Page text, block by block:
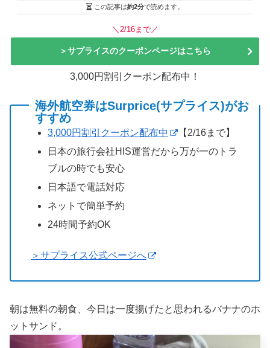
この記事は約2分で読めます。
＼2/16まで／
＞サプライスのクーポンページはこちら
3,000円割引クーポン配布中！
海外航空券はSurprice(サプライス)がお
すすめ
3,000円割引クーポン配布中
【2/16まで】
日本の旅行会社HIS運営だから万が一のトラ
ブルの時でも安心
日本語で電話対応
ネットで簡単予約
24時間予約OK
＞サプライス公式ページへ
朝は無料の朝食、今日は一度揚げたと思われるバナナのホ
ットサンド。